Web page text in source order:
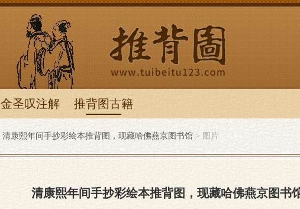
推背图
金圣叹注解 推背图古籍
清康熙年间手抄彩绘本推背图，现藏哈佛燕京图书馆 > 图片
清康熙年间手抄彩绘本推背图，现藏哈佛燕京图书